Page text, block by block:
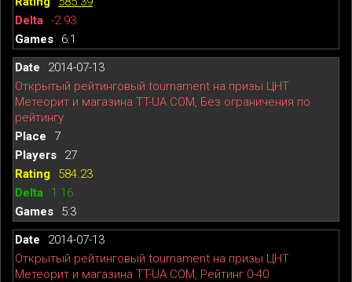
-2.93
6:1
2014-07-13
Открытый рейтинговый tournament на призы ЦНТ
Метеорит и магазина TT-UA.COM, Без ограничения по
рейтингу
7
27
584.23
1.16
5:3
2014-07-13
Открытый рейтинговый tournament на призы ЦНТ
Метеорит и магазина TT-UA.COM, Рейтинг 0-40